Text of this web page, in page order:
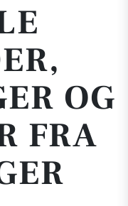
OG
FRA